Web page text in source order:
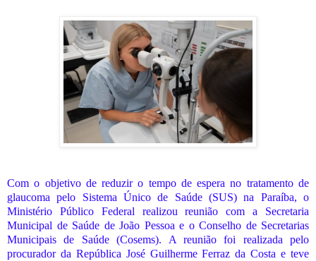
Com o objetivo de reduzir o tempo de espera no tratamento de
glaucoma pelo Sistema Único de Saúde (SUS) na Paraíba, o
Ministério Público Federal realizou reunião com a Secretaria
Municipal de Saúde de João Pessoa e o Conselho de Secretarias
Municipais de Saúde (Cosems). A reunião foi realizada pelo
procurador da República José Guilherme Ferraz da Costa e teve